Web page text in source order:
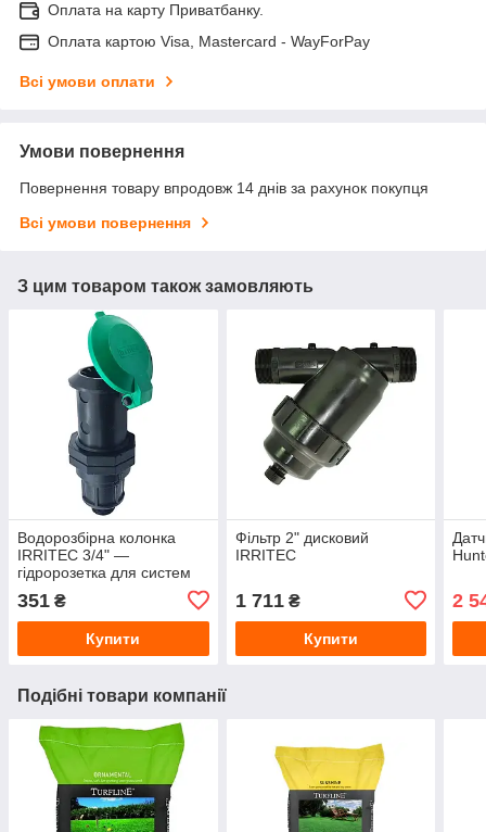
Оплата на карту Приватбанку.
Оплата картою Visa, Mastercard - WayForPay
Всі умови оплати
Умови повернення
Повернення товару впродовж 14 днів за рахунок покупця
Всі умови повернення
З цим товаром також замовляють
Водорозбірна колонка
IRRITEC 3/4" —
гідророзетка для систем
351 ₴
Купити
Фільтр 2" дисковий
IRRITEC
1 711₴
Купити
2
Подібні товари компанії